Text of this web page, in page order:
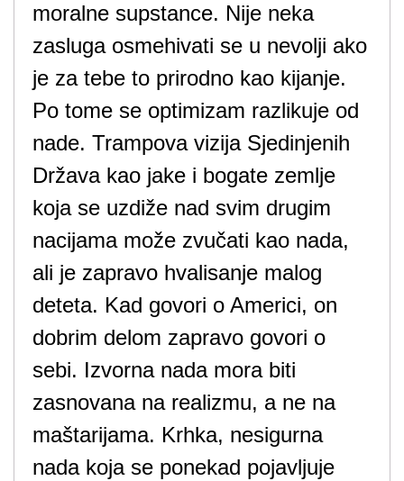
moralne supstance. Nije neka
zasluga osmehivati se u nevolji ako
je za tebe to prirodno kao kijanje.
Po tome se optimizam razlikuje od
nade. Trampova vizija Sjedinjenih
Država kao jake i bogate zemlje
koja se uzdiže nad svim drugim
nacijama može zvučati kao nada,
ali je zapravo hvalisanje malog
deteta. Kad govori o Americi, on
dobrim delom zapravo govori o
sebi. Izvorna nada mora biti
zasnovana na realizmu, a ne na
maštarijama. Krhka, nesigurna
nada koja se ponekad pojavljuje